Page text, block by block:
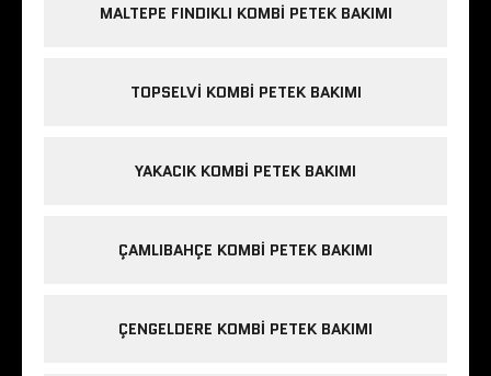
MALTEPE FINDIKLI KOMBI PETEK BAKIMI
TOPSELVI KOMBI PETEK BAKIMI
YAKACIK KOMBI PETEK BAKIMI
ÇAMLIBAHÇE KOMBI PETEK BAKIMI
ÇENGELDERE KOMBI PETEK BAKIMI